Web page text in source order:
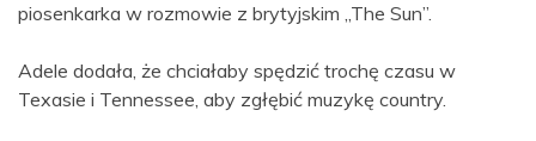
piosenkarka w rozmowie z brytyjskim „The Sun”.
Adele dodała, że chciałaby spędzić trochę czasu w
Texasie i Tennessee, aby zgłębić muzykę country.